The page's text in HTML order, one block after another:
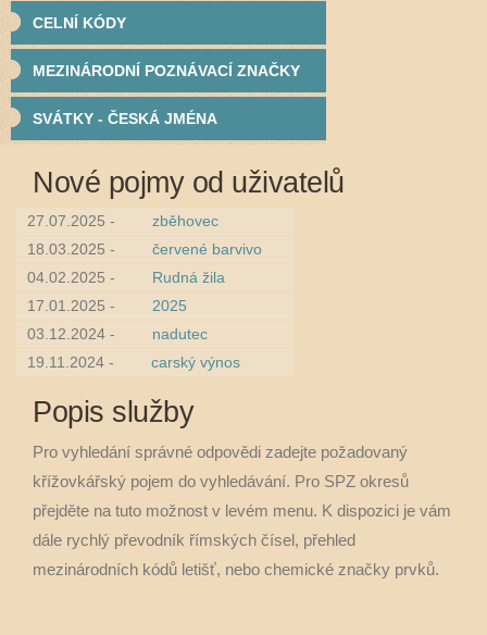
CELNÍ KÓDY
MEZINÁRODNÍ POZNÁVACÍ ZNAČKY
SVÁTKY - ČESKÁ JMÉNA
Nové pojmy od uživatelů
27.07.2025 -
zběhovec
18.03.2025 -
červené barvivo
04.02.2025 -
Rudná žila
17.01.2025 -
2025
03.12.2024 -
nadutec
19.11.2024 -
carský výnos
Popis služby
Pro vyhledání správné odpovědi zadejte požadovaný
křížovkářský pojem do vyhledávání. Pro SPZ okresů
přejděte na tuto možnost v levém menu. K dispozici je vám
dále rychlý převodník římských čísel, přehled
mezinárodních kódů letišť, nebo chemické značky prvků.